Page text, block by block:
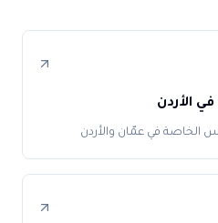
الأردن
الخاصة في عمّان والأردن